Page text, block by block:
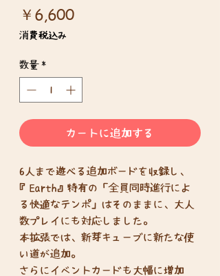
￥6,600価
消費税込み
数量 *
カートに追加する
6人まで遊べる追加ボードを収録し、
『Earth』特有の「全員同時進行によ
る快適なテンポ」はそのままに、大人
数プレイにも対応しました。
本拡張では、新芽キューブに新たな使
い道が追加。
さらにイベントカードも大幅に増加